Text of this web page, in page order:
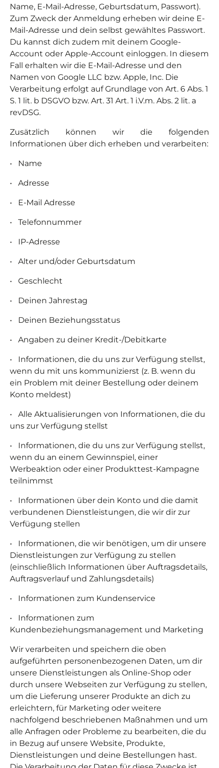
Name, E-Mail-Adresse, Geburtsdatum, Passwort).
Zum Zweck der Anmeldung erheben wir deine E-
Mail-Adresse und dein selbst gewähltes Passwort.
Du kannst dich zudem mit deinem Google-
Account oder Apple-Account einloggen. In diesem
Fall erhalten wir die E-Mail-Adresse und den
Namen von Google LLC bzw. Apple, Inc. Die
Verarbeitung erfolgt auf Grundlage von Art. 6 Abs. 1
S. 1 lit. b DSGVO bzw. Art. 31 Art. 1 i.V.m. Abs. 2 lit. a
revDSG.
Zusätzlich können wir die folgenden
Informationen über dich erheben und verarbeiten:
• Name
• Adresse
• E-Mail Adresse
• Telefonnummer
• IP-Adresse
• Alter und/oder Geburtsdatum
• Geschlecht
• Deinen Jahrestag
• Deinen Beziehungsstatus
• Angaben zu deiner Kredit-/Debitkarte
•
Informationen, die du uns zur Verfügung stellst,
wenn du mit uns kommunizierst (z. B. wenn du
ein Problem mit deiner Bestellung oder deinem
Konto meldest)
•
Alle Aktualisierungen von Informationen, die du
uns zur Verfügung stellst
•
Informationen, die du uns zur Verfügung stellst,
wenn du an einem Gewinnspiel, einer
Werbeaktion oder einer Produkttest-Kampagne
teilnimmst
•
Informationen über dein Konto und die damit
verbundenen Dienstleistungen, die wir dir zur
Verfügung stellen
•
Informationen, die wir benötigen, um dir unsere
Dienstleistungen zur Verfügung zu stellen
(einschließlich Informationen über Auftragsdetails,
Auftragsverlauf und Zahlungsdetails)
• Informationen zum Kundenservice
•
Informationen zum
Kundenbeziehungsmanagement und Marketing
Wir verarbeiten und speichern die oben
aufgeführten personenbezogenen Daten, um dir
unsere Dienstleistungen als Online-Shop oder
durch unsere Webseiten zur Verfügung zu stellen,
um die Lieferung unserer Produkte an dich zu
erleichtern, für Marketing oder weitere
nachfolgend beschriebenen Maßnahmen und um
alle Anfragen oder Probleme zu bearbeiten, die du
in Bezug auf unsere Website, Produkte,
Dienstleistungen und deine Bestellungen hast.